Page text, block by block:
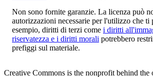
Non sono fornite garanzie. La licenza può
autorizzazioni necessarie per l'utilizzo che ti
esempio, diritti di terzi come i diritti
riservatezza e i diritti morali potrebbero
prefiggi sul materiale.
Creative Commons is the nonprofit behind the